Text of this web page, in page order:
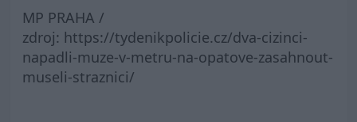
MP PRAHA /
zdroj: https://tydenikpolicie.cz/dva-cizinci-
napadli-muze-v-metru-na-opatove-zasahnout-
museli-straznici/